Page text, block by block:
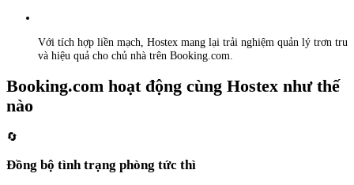
Với tích hợp liền mạch, Hostex mang lại trải nghiệm quản lý trơn tru
và hiệu quả cho chủ nhà trên Booking.com.
Booking.com hoạt động cùng Hostex như thế
nào
🔄
Đồng bộ tình trạng phòng tức thì